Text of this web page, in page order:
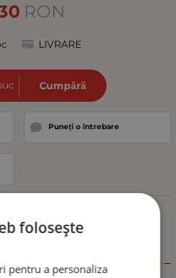
RON
LIVRARE
Cumpără
Puneți o întrebare
folosește
pentru a personaliza